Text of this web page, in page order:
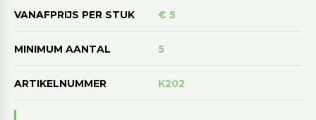
VANAFPRIJS PER STUK € 5
MINIMUM AANTAL 5
ARTIKELNUMMER K202